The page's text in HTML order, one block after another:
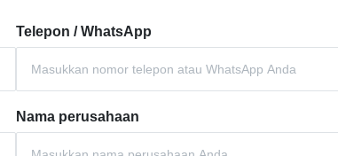
Telepon / WhatsApp
Nama perusahaan